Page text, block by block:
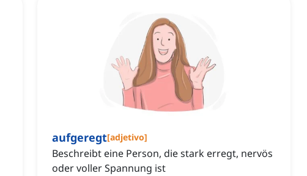
aufgeregt[adjetivo]
Beschreibt eine Person, die stark erregt, nervös
oder voller Spannung ist